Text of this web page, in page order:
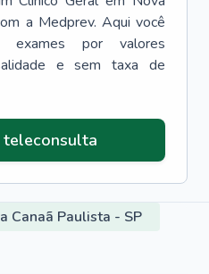
a Medprev. Aqui você
exames por valores
e sem taxa de
Canaã Paulista - SP